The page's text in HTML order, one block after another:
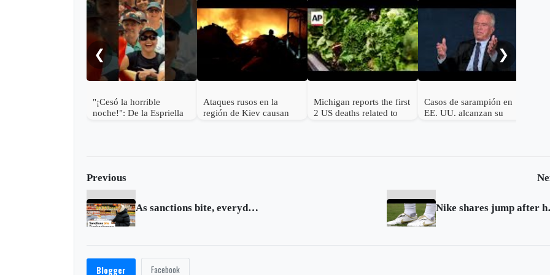
❮
"¡Cesó la horrible
noche!": De la Espriella
Ataques rusos en la
región de Kiev causan
Michigan reports the first
2 US deaths related to
Casos de sarampión en
EE. UU. alcanzan su
❯
Previous
As sanctions bite, everyday Russians tighten belts Nike
Blogger Facebook